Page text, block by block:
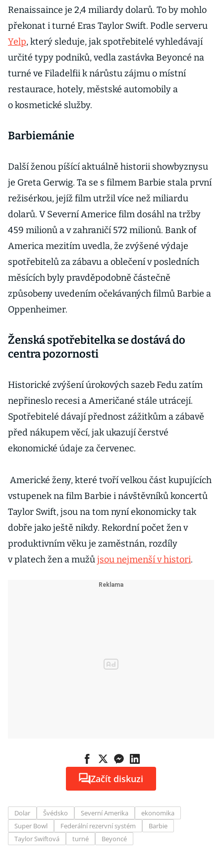
Renaissaince je 2,4 miliardy dolarů. To by mohlo
překonat i turné Eras Taylor Swift. Podle serveru
Yelp, který sleduje, jak spotřebitelé vyhledávají
určité typy podniků, vedla zastávka Beyoncé na
turné ve Filadelfii k nárůstu zájmu o místní
restaurace, hotely, městské automobily a
o kosmetické služby.
Barbiemánie
Další ženou píšící aktuálně historii showbyznysu
je Greta Gerwig. Ta se s filmem Barbie stala první
režisérkou, jejíž film utržil více než miliardu
dolarů. V Severní Americe film dosáhl na tržby
459 milionů a v zahraničí 572 milionů. Bank of
America mezitím uvedla, že zvýšené výdaje
spotřebitelů za zábavu a oblečení v posledních
měsících byly pravděpodobně částečně
způsobeny uvedením očekávaných filmů Barbie a
Oppenheimer.
Ženská spotřebitelka se dostává do
centra pozornosti
Historické zvýšení úrokových sazeb Fedu zatím
nepřineslo recesi a Američané stále utrácejí.
Spotřebitelé dávají přednost zážitkům a zábavě
před nákupem věcí, jak ukazují čerstvé
ekonomické údaje za červenec.
Americké ženy, které tvoří velkou část kupujících
vstupenek na film Barbie i návštěvníků koncertů
Taylor Swift, jsou na tom nyní ekonomicky tak
dobře jako ještě nikdy. Rekordní počet žen v
produktivním věku je zaměstnán, rozdíly
v platech žen a mužůjsou nejmenší v histori.
Začít diskuzi
Dolar Švédsko Severní Amerika
ekonomika
Super Bowl
Federální rezervní systém
Barbie
Taylor Swiftová
turné Beyoncé